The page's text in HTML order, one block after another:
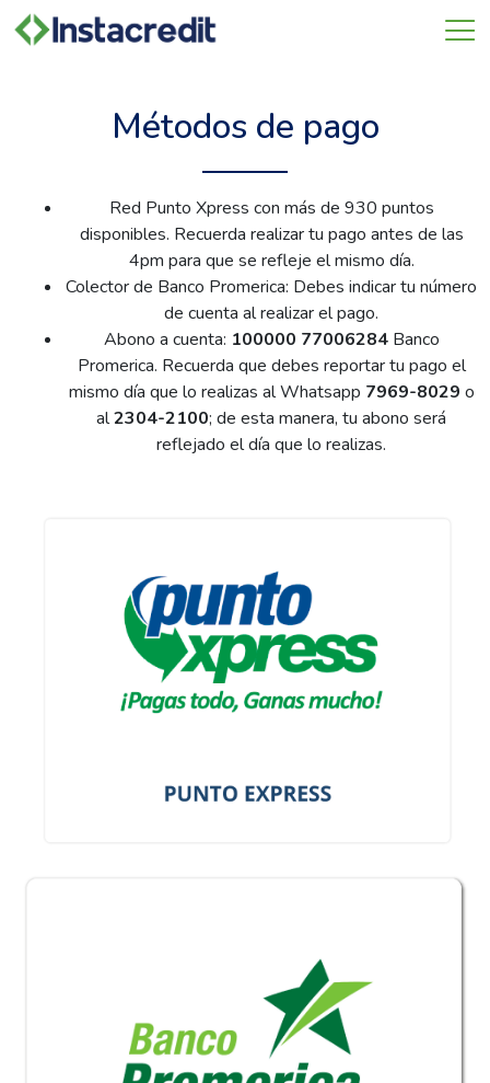
Omitir
Métodos de pago
Red Punto Xpress con más de 930 puntos
disponibles. Recuerda realizar tu pago antes de las
4pm para que se refleje el mismo día.
Colector de Banco Promerica: Debes indicar tu número
de cuenta al realizar el pago.
Abono a cuenta: 100000 77006284Banco
Promerica. Recuerda que debes reportar tu pago el
mismo día que lo realizas al Whatsapp 7969-8029 o
al2304-2100; de esta manera, tu abono será
reflejado el día que lo realizas.